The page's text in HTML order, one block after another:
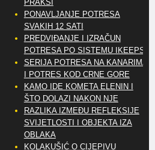
PRAKSI
PONAVLJANJE POTRESA
SVAKIH 12 SATI
PREDVIĐANJE I IZRAČUN
POTRESA PO SISTEMU IKEEPS
SERIJA POTRESA NA KANARIMA
I POTRES KOD CRNE GORE
KAMO IDE KOMETA ELENIN I
ŠTO DOLAZI NAKON NJE
RAZLIKA IZMEĐU REFLEKSIJE
SVIJETLOSTI I OBJEKTA IZA
OBLAKA
KOLAKUŠIĆ O CIJEPIVU